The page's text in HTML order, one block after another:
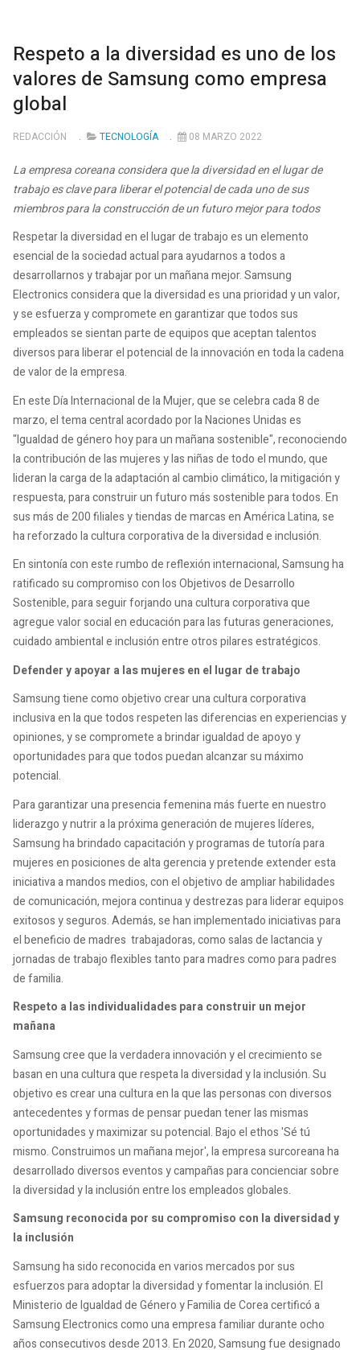
Respeto a la diversidad es uno de los
valores de Samsung como empresa
global
REDACCIÓN TECNOLOGÍA 08 MARZO 2022
La empresa coreana considera que la diversidad en el lugar de
trabajo es clave para liberar el potencial de cada uno de sus
miembros para la construcción de un futuro mejor para todos
Respetar la diversidad en el lugar de trabajo es un elemento
esencial de la sociedad actual para ayudarnos a todos a
desarrollarnos y trabajar por un mañana mejor. Samsung
Electronics considera que la diversidad es una prioridad y un valor,
y se esfuerza y compromete en garantizar que todos sus
empleados se sientan parte de equipos que aceptan talentos
diversos para liberar el potencial de la innovación en toda la cadena
de valor de la empresa.
En este Día Internacional de la Mujer, que se celebra cada 8 de
marzo, el tema central acordado por la Naciones Unidas es
"Igualdad de género hoy para un mañana sostenible", reconociendo
la contribución de las mujeres y las niñas de todo el mundo, que
lideran la carga de la adaptación al cambio climático, la mitigación y
respuesta, para construir un futuro más sostenible para todos. En
sus más de 200 filiales y tiendas de marcas en América Latina, se
ha reforzado la cultura corporativa de la diversidad e inclusión.
En sintonía con este rumbo de reflexión internacional, Samsung ha
ratificado su compromiso con los Objetivos de Desarrollo
Sostenible, para seguir forjando una cultura corporativa que
agregue valor social en educación para las futuras generaciones,
cuidado ambiental e inclusión entre otros pilares estratégicos.
Defender y apoyar a las mujeres en el lugar de trabajo
Samsung tiene como objetivo crear una cultura corporativa
inclusiva en la que todos respeten las diferencias en experiencias y
opiniones, y se compromete a brindar igualdad de apoyo y
oportunidades para que todos puedan alcanzar su máximo
potencial.
Para garantizar una presencia femenina más fuerte en nuestro
liderazgo y nutrir a la próxima generación de mujeres líderes,
Samsung ha brindado capacitación y programas de tutoría para
mujeres en posiciones de alta gerencia y pretende extender esta
iniciativa a mandos medios, con el objetivo de ampliar habilidades
de comunicación, mejora continua y destrezas para liderar equipos
exitosos y seguros. Además, se han implementado iniciativas para
el beneficio de madres trabajadoras, como salas de lactancia y
jornadas de trabajo flexibles tanto para madres como para padres
de familia.
Respeto a las individualidades para construir un mejor
mañana
Samsung cree que la verdadera innovación y el crecimiento se
basan en una cultura que respeta la diversidad y la inclusión. Su
objetivo es crear una cultura en la que las personas con diversos
antecedentes y formas de pensar puedan tener las mismas
oportunidades y maximizar su potencial. Bajo el ethos 'Sé tú
mismo. Construimos un mañana mejor', la empresa surcoreana ha
desarrollado diversos eventos y campañas para concienciar sobre
la diversidad y la inclusión entre los empleados globales.
Samsung reconocida por su compromiso con la diversidad y
la inclusión
Samsung ha sido reconocida en varios mercados por sus
esfuerzos para adoptar la diversidad y fomentar la inclusión. El
Ministerio de Igualdad de Género y Familia de Corea certificó a
Samsung Electronics como una empresa familiar durante ocho
años consecutivos desde 2013. En 2020, Samsung fue designado